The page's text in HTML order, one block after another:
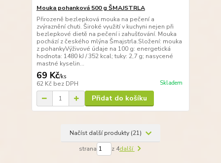
Mouka pohanková 500 g ŠMAJSTRLA
Přirozeně bezlepková mouka na pečení a
zvýraznění chuti. Široké využití v kuchyni nejen při
bezlepkové dietě na pečení i zahušťování. Mouka
pochází z českého mlýna Šmajstrla.Složení: mouka
z pohankyVýživové údaje na 100 g: energetická
hodnota: 1480 kJ / 352 kcal; tuky: 2,7 g; nasycené
mastné kyselin...
69 Kč/ks
62 Kč bez DPH Skladem
Přidat do košíku
Načíst další produkty (21)
strana z 4další